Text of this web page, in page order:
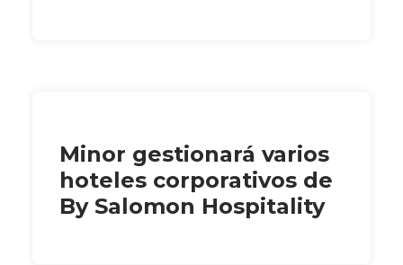
Minor gestionará varios
hoteles corporativos de
By Salomon Hospitality